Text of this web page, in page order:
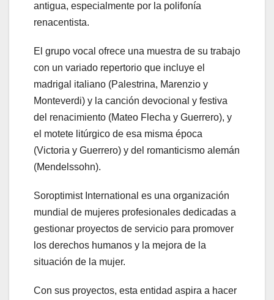
antigua, especialmente por la polifonía
renacentista.
El grupo vocal ofrece una muestra de su trabajo
con un variado repertorio que incluye el
madrigal italiano (Palestrina, Marenzio y
Monteverdi) y la canción devocional y festiva
del renacimiento (Mateo Flecha y Guerrero), y
el motete litúrgico de esa misma época
(Victoria y Guerrero) y del romanticismo alemán
(Mendelssohn).
Soroptimist International es una organización
mundial de mujeres profesionales dedicadas a
gestionar proyectos de servicio para promover
los derechos humanos y la mejora de la
situación de la mujer.
Con sus proyectos, esta entidad aspira a hacer